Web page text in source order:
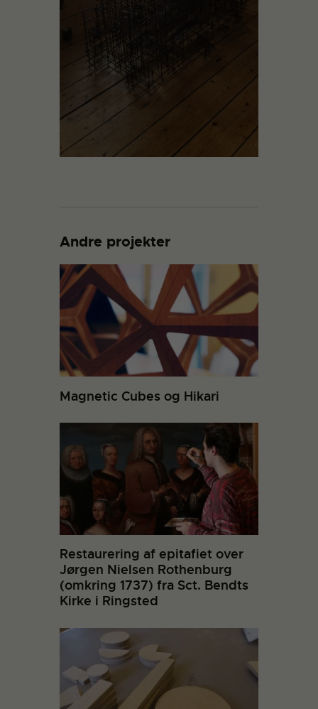
Andre projekter
Magnetic Cubes og Hikari
Restaurering af epitafiet over
Jørgen Nielsen Rothenburg
(omkring 1737) fra Sct. Bendts
Kirke i Ringsted